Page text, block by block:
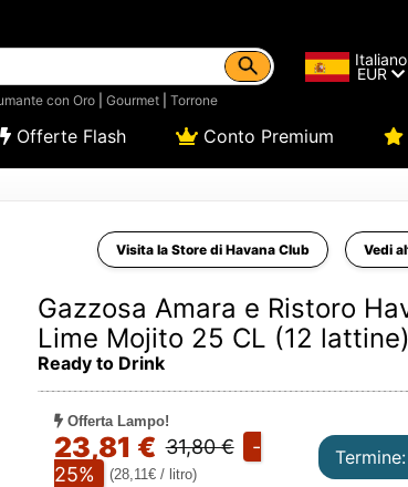
con Oro| Gourmet| Torrone
Italiano
EUR
Offerte Flash Conto Premium
Visita la Store di Havana Club Vedi
Gazzosa Amara e Ristoro
Lime Mojito 25 CL (12 lattine)
Ready to Drink
Offerta Lampo!
23,81 € 31,80 €
-
25%
(28,11€ / litro)